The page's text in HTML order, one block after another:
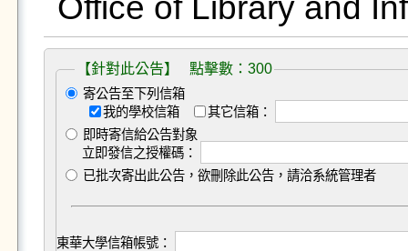
【針對此公告】 點擊數：300
寄公告至下列信箱
我的學校信箱
其它信箱：
即時寄信給公告對象
立即發信之授權碼：
已批次寄出此公告，欲刪除此公告，請洽系統管理者
東華大學信箱帳號：